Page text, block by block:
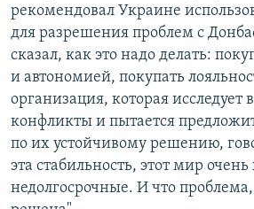
рекомендовал Украине
для разрешения проблем с
сказал, как это надо делать:
и автономией, покупать
организация, которая исследует
конфликты и пытается
по их устойчивому решению,
эта стабильность, этот мир
недолгосрочные. И что